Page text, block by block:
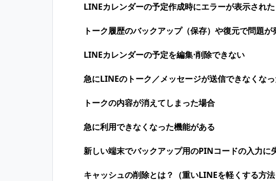
LINEカレンダーの予定作成時にエラーが表示された
トーク履歴のバックアップ（保存）や復元で問題
LINEカレンダーの予定を編集⋅削除できない
急にLINEのトーク／メッセージが送信できなくな
トークの内容が消えてしまった場合
急に利用できなくなった機能がある
新しい端末でバックアップ用のPINコードの入力に
キャッシュの削除とは？（重いLINEを軽くする方法